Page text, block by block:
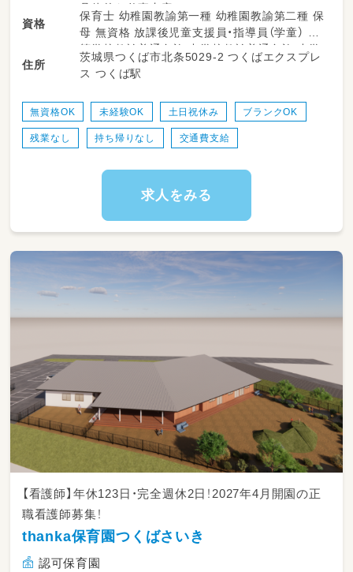
具体的な仕事内容：
・簡単な事務(PC等)作業
・「おかえり！」とこどもたちを笑顔でお出迎え
・宿題の様子を見守る（※教える必要はありませ
ん！）
遊ぶ
・外遊びの見守り（1日の中で30分〜1時間程度
と短めです。）
資格
保育士 幼稚園教諭第一種 幼稚園教諭第二種 保
母 無資格 放課後児童支援員・指導員（学童） 高
等学校教諭普通免許 中学校教諭普通免許 小学
校教諭普通免許
住所
茨城県つくば市北条5029-2 つくばエクスプレ
ス つくば駅
無資格OK 未経験OK 土日祝休み ブランクOK
残業なし 持ち帰りなし 交通費支給
求人をみる
【看護師】年休123日・完全週休2日！2027年4月開園の正
職看護師募集！
thanka保育園つくばさいき
認可保育園